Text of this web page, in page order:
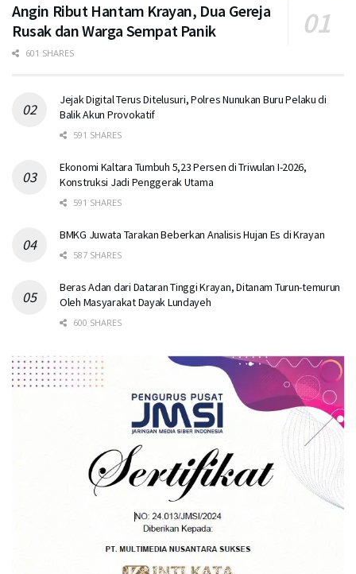
Angin Ribut Hantam Krayan, Dua Gereja
Rusak dan Warga Sempat Panik
601 SHARES
Jejak Digital Terus Ditelusuri, Polres Nunukan Buru Pelaku di
Balik Akun Provokatif
591 SHARES
Ekonomi Kaltara Tumbuh 5,23 Persen di Triwulan I-2026,
Konstruksi Jadi Penggerak Utama
591 SHARES
BMKG Juwata Tarakan Beberkan Analisis Hujan Es di Krayan
587 SHARES
Beras Adan dari Dataran Tinggi Krayan, Ditanam Turun-temurun
Oleh Masyarakat Dayak Lundayeh
600 SHARES